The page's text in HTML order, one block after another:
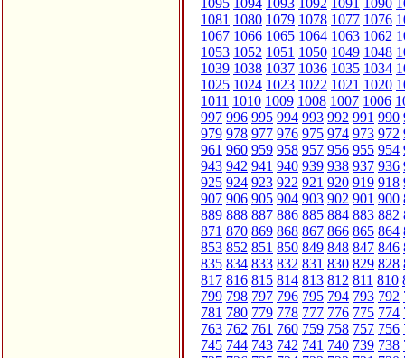
1095 1094 1093 1092 1091 1090
1081 1080 1079 1078 1077 1076
1067 1066 1065 1064 1063 1062
1053 1052 1051 1050 1049 1048
1039 1038 1037 1036 1035 1034
1025 1024 1023 1022 1021 1020
1011 1010 1009 1008 1007 1006
997 996 995 994 993 992 991 990
979 978 977 976 975 974 973 972
961 960 959 958 957 956 955 954
943 942 941 940 939 938 937 936
925 924 923 922 921 920 919 918
907 906 905 904 903 902 901 900
889 888 887 886 885 884 883 882
871 870 869 868 867 866 865 864
853 852 851 850 849 848 847 846
835 834 833 832 831 830 829 828
817 816 815 814 813 812 811 810
799 798 797 796 795 794 793 792
781 780 779 778 777 776 775 774
763 762 761 760 759 758 757 756
745 744 743 742 741 740 739 738